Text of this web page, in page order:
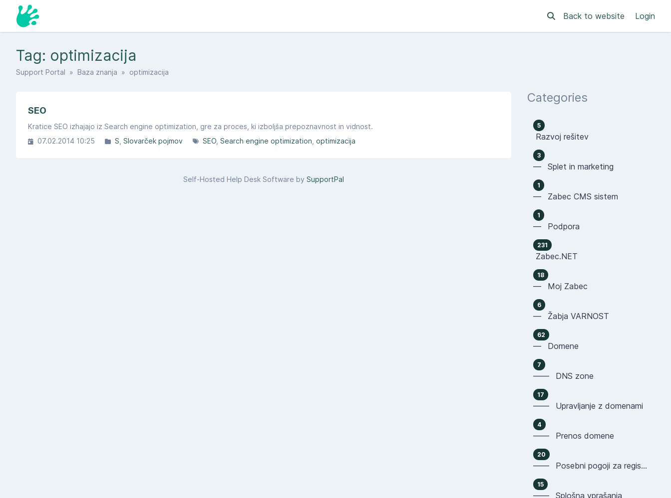
Back to website Login
Tag: optimizacija
Support Portal » Baza znanja » optimizacija
SEO
Kratice SEO izhajajo iz Search engine optimization, gre za proces, ki izboljša prepoznavnost in vidnost.
07.02.2014 10:25
S Slovarček pojmov SEO Search engine optimization optimizacija
Self-Hosted Help Desk Software by SupportPal
Categories
5
Razvoj rešitev
3
— Splet in marketing
1
— Zabec CMS sistem
1
— Podpora
231
Zabec.NET
18
— Moj Zabec
6
— Žabja VARNOST
62
— Domene
7
—— DNS zone
17
—— Upravljanje z domenami
4
—— Prenos domene
20
—— Posebni pogoji za registracijo domen
15
—— Splošna vprašanja